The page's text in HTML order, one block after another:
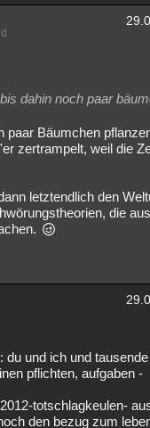
dahin noch paar
paar Bäumchen
zertrampelt, weil die
letztendlich den
die
du und ich und
pflichten, aufgaben -
totschlagkeulen-
den bezug zum